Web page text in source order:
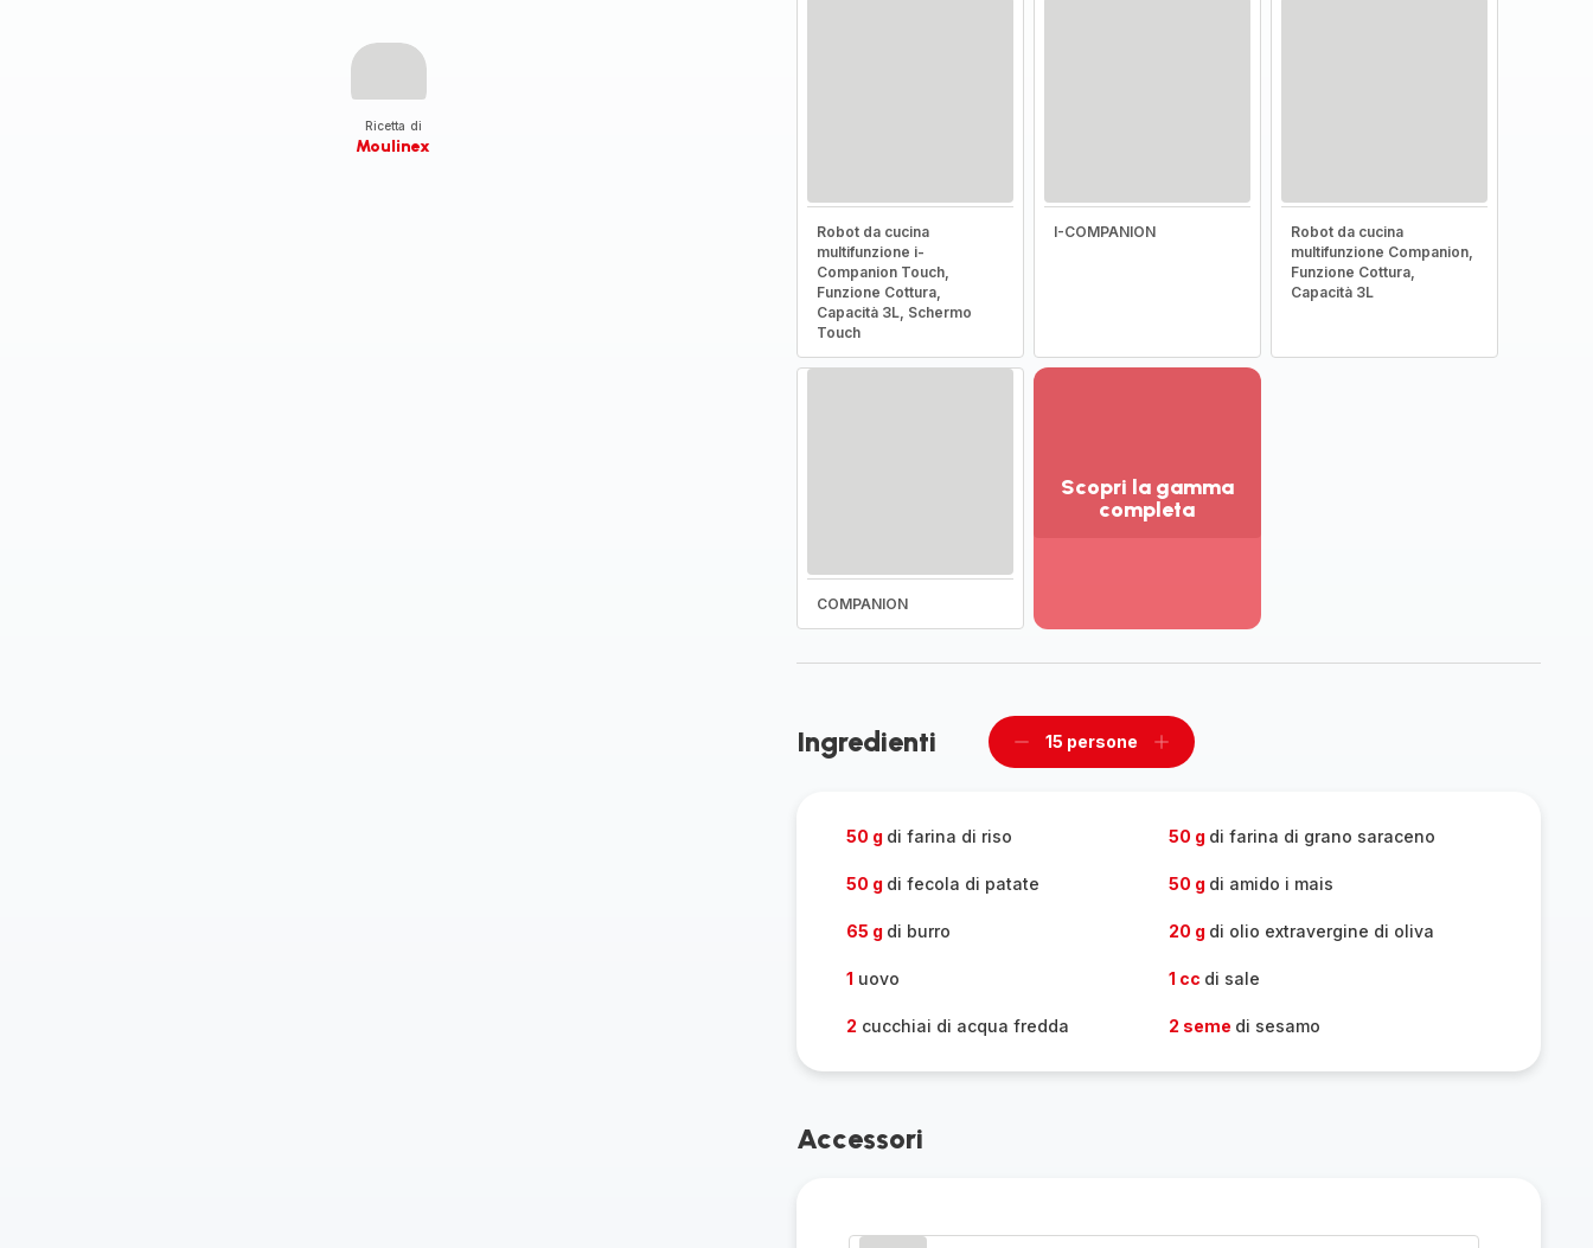
Ricetta di
Moulinex
Robot da cucina
multifunzione i-
Companion Touch,
Funzione Cottura,
Capacità 3L, Schermo
Touch
I-COMPANION
Robot da cucina
multifunzione Companion,
Funzione Cottura,
Capacità 3L
COMPANION
Scopri la gamma
completa
Scopri
-
Ingredienti
Rimuovi
15 persone
Aggiungi
50 g di farina di riso 50 g di farina di grano saraceno
50 g di fecola di patate 50 g di amido i mais
65 g di burro 20 g di olio extravergine di oliva
1 uovo 1 cc di sale
2 cucchiai di acqua fredda 2 seme di sesamo
Accessori